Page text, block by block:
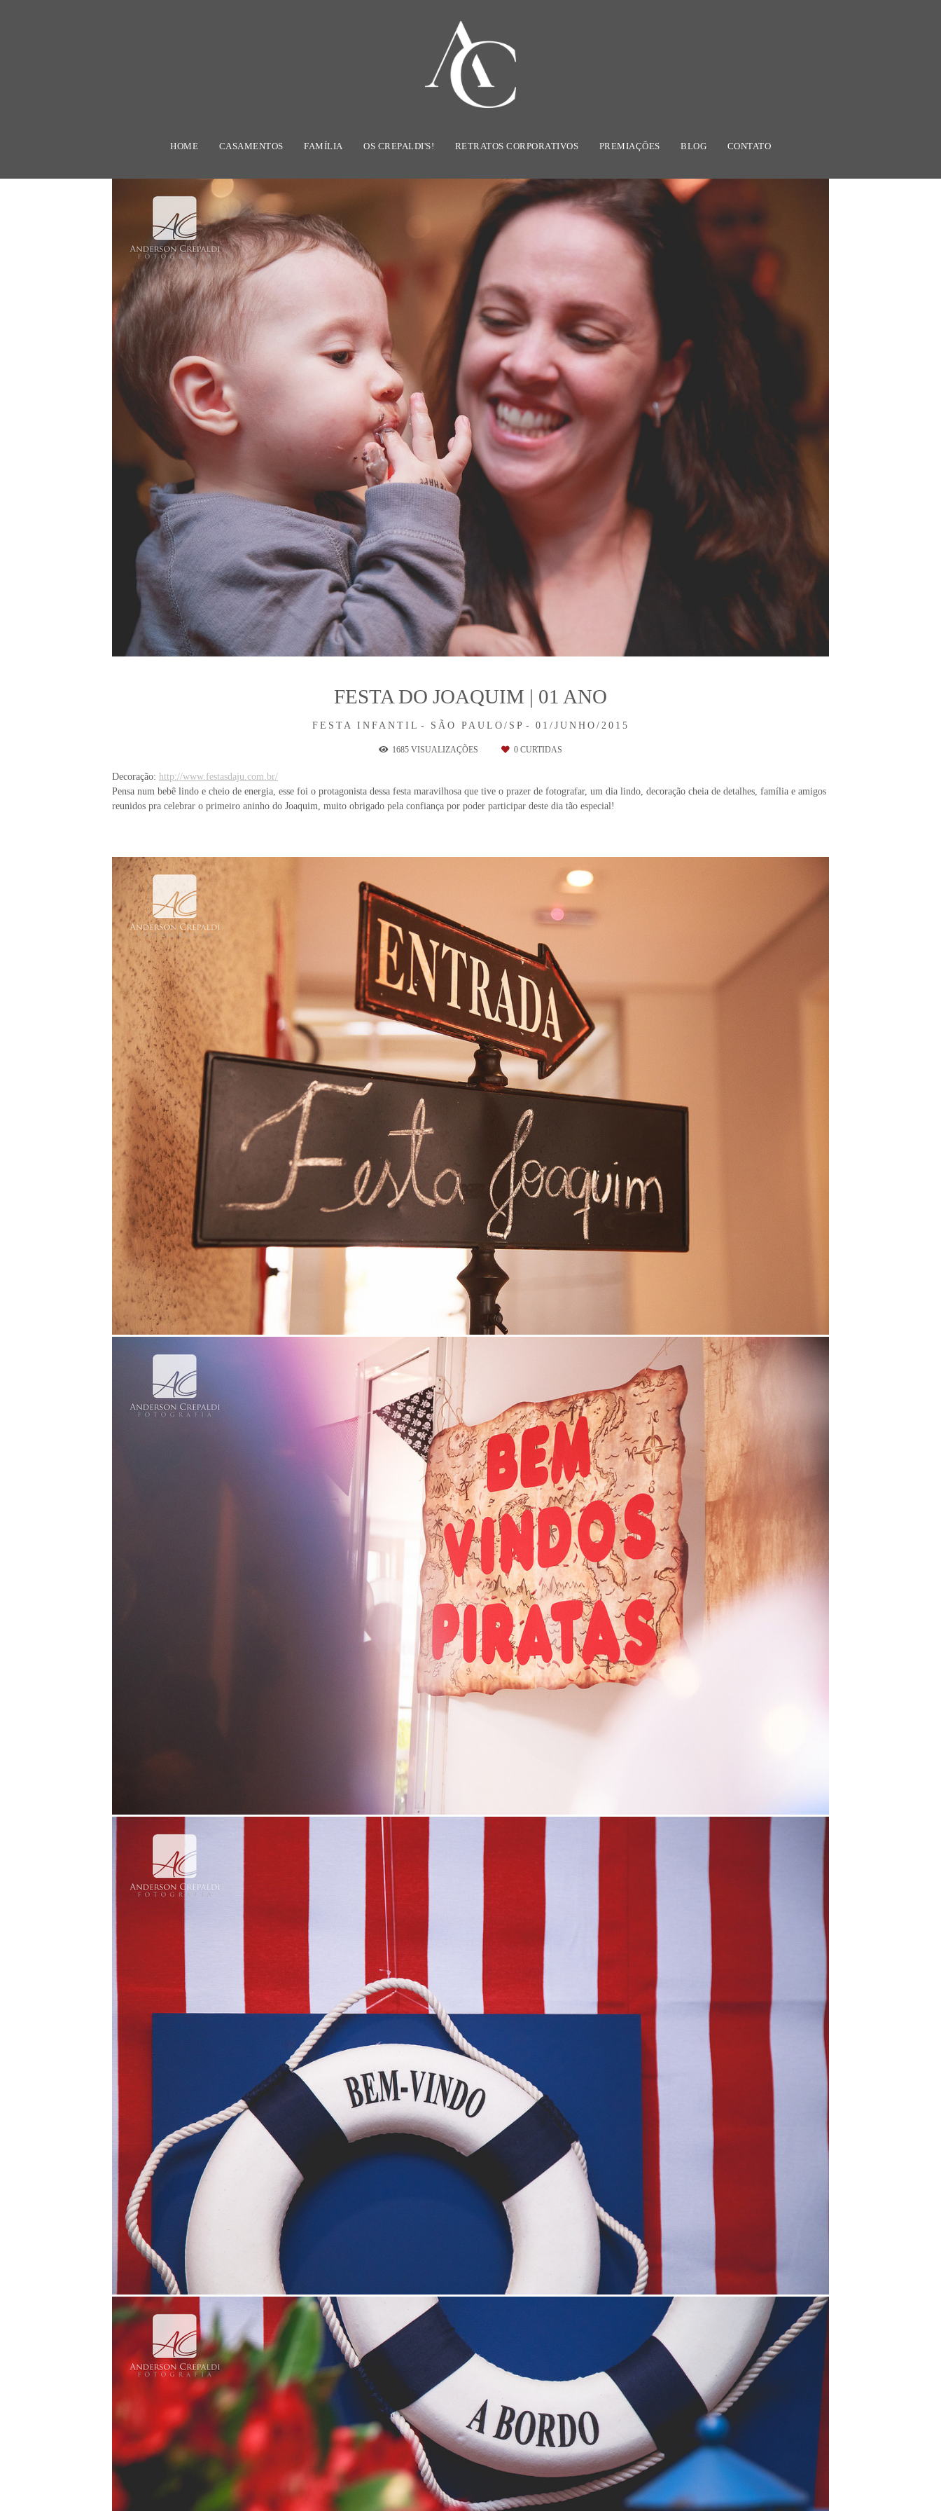
HOME CASAMENTOS FAMÍLIA OS CREPALDI'S! RETRATOS CORPORATIVOS PREMIAÇÕES BLOG CONTATO
FESTA INFANTIL SÃO PAULO/SP 01/JUNHO/2015
FESTA DO JOAQUIM | 01 ANO
1685 VISUALIZAÇÕES 0 CURTIDAS
Decoração: http://www.festasdaju.com.br/
Pensa num bebê lindo e cheio de energia, esse foi o protagonista dessa festa maravilhosa que tive o prazer de fotografar, um dia lindo, decoração cheia de detalhes, família e amigos
reunidos pra celebrar o primeiro aninho do Joaquim, muito obrigado pela confiança por poder participar deste dia tão especial!